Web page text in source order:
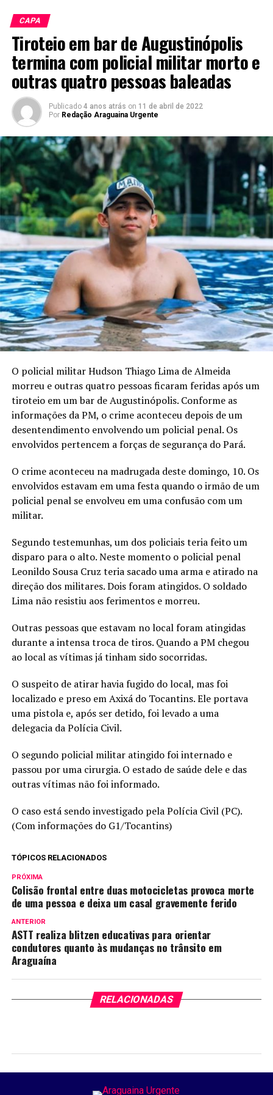
CAPA
Tiroteio em bar de Augustinópolis
termina com policial militar morto e
outras quatro pessoas baleadas
Publicado 4 anos atrás on 11 de abril de 2022
Por Redação Araguaina Urgente
O policial militar Hudson Thiago Lima de Almeida
morreu e outras quatro pessoas ficaram feridas após um
tiroteio em um bar de Augustinópolis. Conforme as
informações da PM, o crime aconteceu depois de um
desentendimento envolvendo um policial penal. Os
envolvidos pertencem a forças de segurança do Pará.
O crime aconteceu na madrugada deste domingo, 10. Os
envolvidos estavam em uma festa quando o irmão de um
policial penal se envolveu em uma confusão com um
militar.
Segundo testemunhas, um dos policiais teria feito um
disparo para o alto. Neste momento o policial penal
Leonildo Sousa Cruz teria sacado uma arma e atirado na
direção dos militares. Dois foram atingidos. O soldado
Lima não resistiu aos ferimentos e morreu.
Outras pessoas que estavam no local foram atingidas
durante a intensa troca de tiros. Quando a PM chegou
ao local as vítimas já tinham sido socorridas.
O suspeito de atirar havia fugido do local, mas foi
localizado e preso em Axixá do Tocantins. Ele portava
uma pistola e, após ser detido, foi levado a uma
delegacia da Polícia Civil.
O segundo policial militar atingido foi internado e
passou por uma cirurgia. O estado de saúde dele e das
outras vítimas não foi informado.
O caso está sendo investigado pela Polícia Civil (PC).
(Com informações do G1/Tocantins)
TÓPICOS RELACIONADOS
PRÓXIMA
Colisão frontal entre duas motocicletas provoca morte
de uma pessoa e deixa um casal gravemente ferido
ANTERIOR
ASTT realiza blitzen educativas para orientar
condutores quanto às mudanças no trânsito em
Araguaína
RELACIONADAS